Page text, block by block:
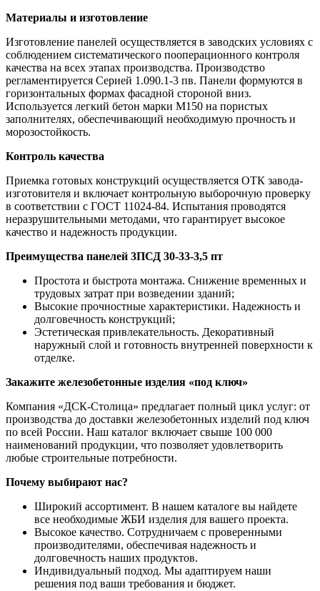
Материалы и изготовление
Изготовление панелей осуществляется в заводских условиях с
соблюдением систематического пооперационного контроля
качества на всех этапах производства. Производство
регламентируется Серией 1.090.1-3 пв. Панели формуются в
горизонтальных формах фасадной стороной вниз.
Используется легкий бетон марки М150 на пористых
заполнителях, обеспечивающий необходимую прочность и
морозостойкость.
Контроль качества
Приемка готовых конструкций осуществляется ОТК завода-
изготовителя и включает контрольную выборочную проверку
в соответствии с ГОСТ 11024-84. Испытания проводятся
неразрушительными методами, что гарантирует высокое
качество и надежность продукции.
Преимущества панелей 3ПСД 30-33-3,5 пт
Простота и быстрота монтажа. Снижение временных и
трудовых затрат при возведении зданий;
Высокие прочностные характеристики. Надежность и
долговечность конструкций;
Эстетическая привлекательность. Декоративный
наружный слой и готовность внутренней поверхности к
отделке.
Закажите железобетонные изделия «под ключ»
Компания «ДСК-Столица» предлагает полный цикл услуг: от
производства до доставки железобетонных изделий под ключ
по всей России. Наш каталог включает свыше 100 000
наименований продукции, что позволяет удовлетворить
любые строительные потребности.
Почему выбирают нас?
Широкий ассортимент. В нашем каталоге вы найдете
все необходимые ЖБИ изделия для вашего проекта.
Высокое качество. Сотрудничаем с проверенными
производителями, обеспечивая надежность и
долговечность наших продуктов.
Индивидуальный подход. Мы адаптируем наши
решения под ваши требования и бюджет.